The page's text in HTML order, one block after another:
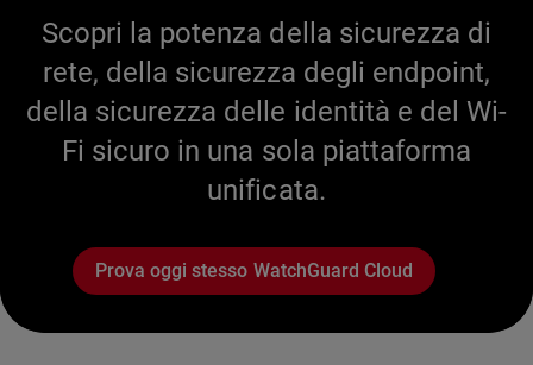
Scopri la potenza della sicurezza di
rete, della sicurezza degli endpoint,
della sicurezza delle identità e del Wi-
Fi sicuro in una sola piattaforma
unificata.
Prova oggi stesso WatchGuard Cloud